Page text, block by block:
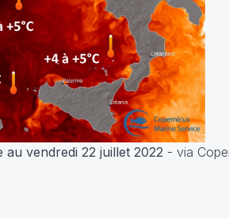
vendredi 22 juillet 2022 - via